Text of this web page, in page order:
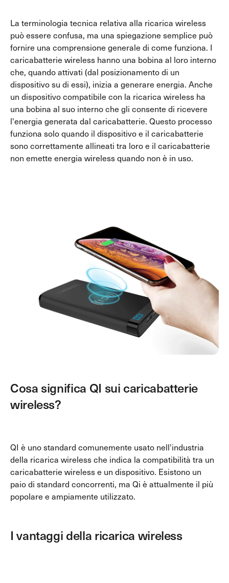
Tutti gli Accessori iPad
Custodie iPad
Pellicole Protettive iPad
Penne Stylus
Adattatore Wireless CarPlay
Cornici
Batteria Ricaricabile
Collezione per il rientro a scuola
La terminologia tecnica relativa alla ricarica wireless
può essere confusa, ma una spiegazione semplice può
fornire una comprensione generale di come funziona. I
caricabatterie wireless hanno una bobina al loro interno
che, quando attivati (dal posizionamento di un
dispositivo su di essi), inizia a generare energia. Anche
un dispositivo compatibile con la ricarica wireless ha
una bobina al suo interno che gli consente di ricevere
l'energia generata dal caricabatterie. Questo processo
funziona solo quando il dispositivo e il caricabatterie
sono correttamente allineati tra loro e il caricabatterie
non emette energia wireless quando non è in uso.
Cosa significa QI sui caricabatterie
wireless?
QI è uno standard comunemente usato nell'industria
della ricarica wireless che indica la compatibilità tra un
caricabatterie wireless e un dispositivo. Esistono un
paio di standard concorrenti, ma Qi è attualmente il più
popolare e ampiamente utilizzato.
I vantaggi della ricarica wireless